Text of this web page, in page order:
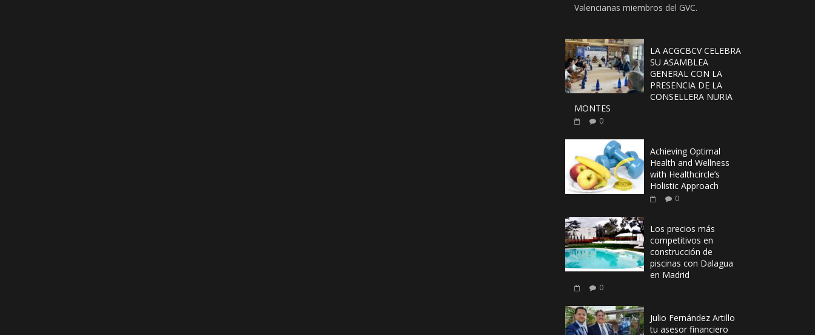
Valencianas miembros del GVC.
LA ACGCBCV CELEBRA
SU ASAMBLEA
GENERAL CON LA
PRESENCIA DE LA
CONSELLERA NURIA
MONTES
0
Achieving Optimal
Health and Wellness
with Healthcircle’s
Holistic Approach
0
Los precios más
competitivos en
construcción de
piscinas con Dalagua
en Madrid
0
Julio Fernández Artillo
tu asesor financiero